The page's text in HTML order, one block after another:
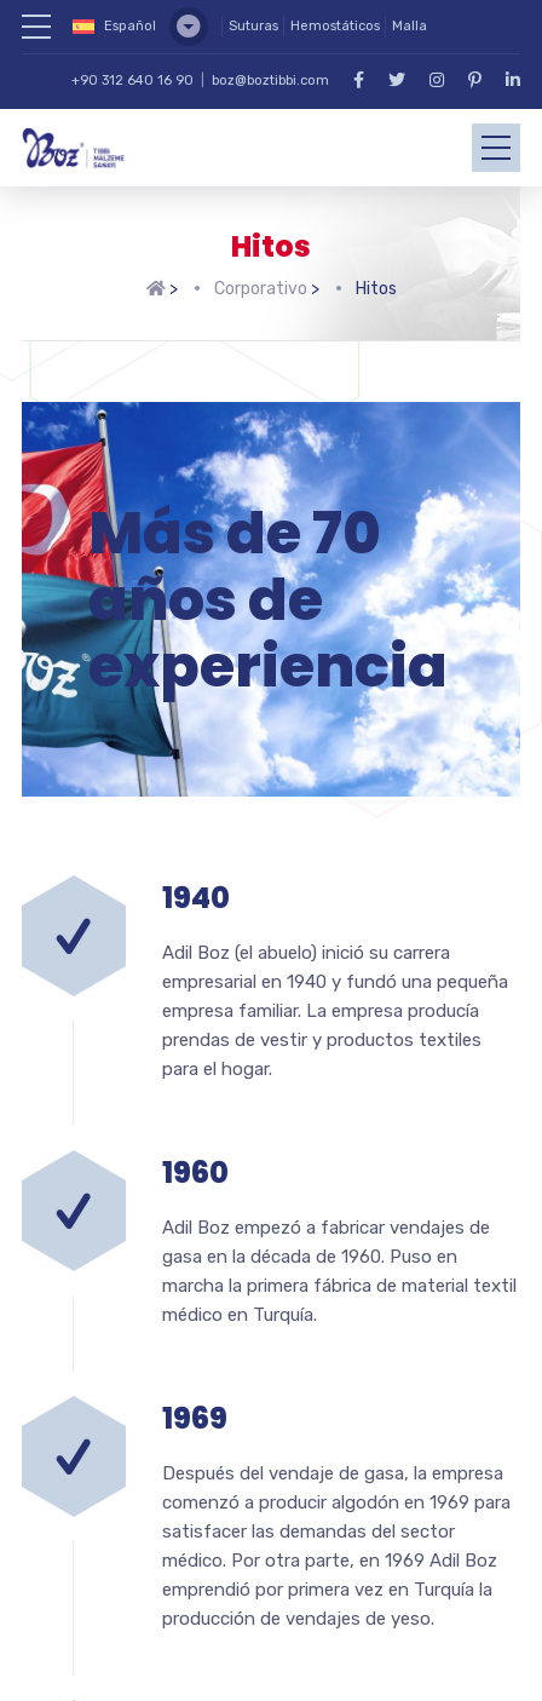
Español Suturas Hemostáticos Malla
+90 312 640 16 90 boz@boztibbi.com
Hitos
> Corporativo > Hitos
Más de 70
años de
experiencia
1940
Adil Boz (el abuelo) inició su carrera
empresarial en 1940 y fundó una pequeña
empresa familiar. La empresa producía
prendas de vestir y productos textiles
para el hogar.
1960
Adil Boz empezó a fabricar vendajes de
gasa en la década de 1960. Puso en
marcha la primera fábrica de material textil
médico en Turquía.
1969
Después del vendaje de gasa, la empresa
comenzó a producir algodón en 1969 para
satisfacer las demandas del sector
médico. Por otra parte, en 1969 Adil Boz
emprendió por primera vez en Turquía la
producción de vendajes de yeso.